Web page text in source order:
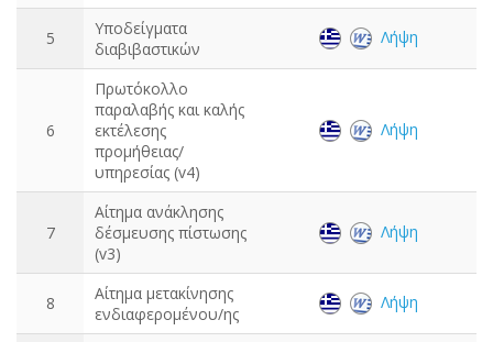
5
Υποδείγματα
διαβιβαστικών
Λήψη
6
Πρωτόκολλο
παραλαβής και καλής
εκτέλεσης
προμήθειας/
υπηρεσίας (v4)
Λήψη
7
Αίτημα ανάκλησης
δέσμευσης πίστωσης
(v3)
Λήψη
8
Αίτημα μετακίνησης
ενδιαφερομένου/ης
Λήψη